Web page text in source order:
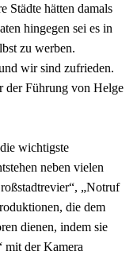
Städte hätten damals
hingegen sei es in
zu werben.
wir sind zufrieden.
der Führung von Helge
wichtigste
neben vielen
„Notruf
die dem
dienen, indem sie
mit der Kamera